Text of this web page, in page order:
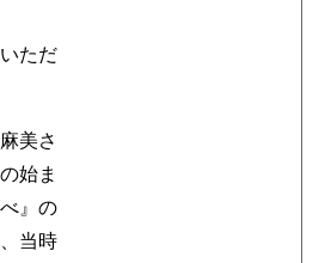
ただ
美さ
始ま
』の
当時